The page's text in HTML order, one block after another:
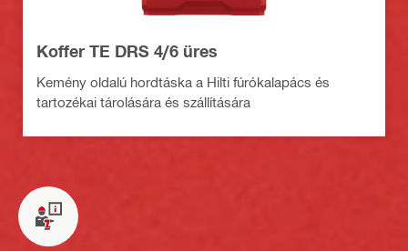
Koffer TE DRS 4/6 üres
Kemény oldalú hordtáska a Hilti fúrókalapács és
tartozékai tárolására és szállítására